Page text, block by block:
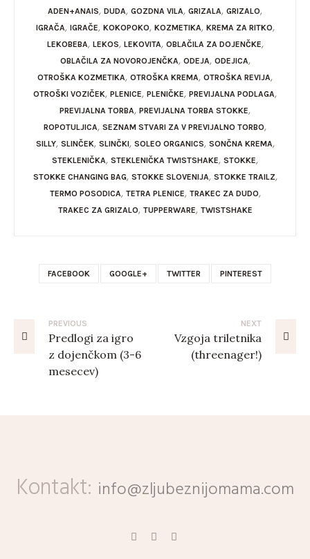
ADEN+ANAIS, DUDA, GOZDNA VILA, GRIZALA, GRIZALO,
IGRAČA, IGRAČE, KOKOPOKO, KOZMETIKA, KREMA ZA RITKO,
LEKOBEBA, LEKOS, LEKOVITA, OBLAČILA ZA DOJENČKE,
OBLAČILA ZA NOVOROJENČKA, ODEJA, ODEJICA,
OTROŠKA KOZMETIKA, OTROŠKA KREMA, OTROŠKA REVIJA,
OTROŠKI VOZIČEK, PLENICE, PLENIČKE, PREVIJALNA PODLAGA,
PREVIJALNA TORBA, PREVIJALNA TORBA STOKKE,
ROPOTULJICA, SEZNAM STVARI ZA V PREVIJALNO TORBO,
SILLY, SLINČEK, SLINČKI, SOLEO ORGANICS, SONČNA KREMA,
STEKLENIČKA, STEKLENIČKA TWISTSHAKE, STOKKE,
STOKKE CHANGING BAG, STOKKE SLOVENIJA, STOKKE TRAILZ,
TERMO POSODICA, TETRA PLENICE, TRAKEC ZA DUDO,
TRAKEC ZA GRIZALO, TUPPERWARE, TWISTSHAKE
FACEBOOK GOOGLE+ TWITTER PINTEREST
PREVIOUS
Predlogi za igro
z dojenčkom (3-6
mesecev)
NEXT
Vzgoja triletnika
(threenager!)
Kontakt: info@zljubeznijomama.com